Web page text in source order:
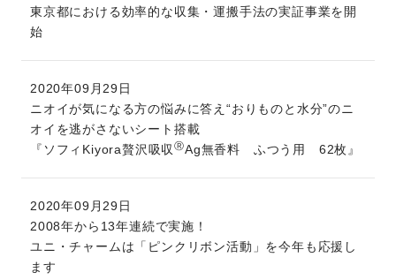
東京都における効率的な収集・運搬手法の実証事業を開
始
2020年09月29日
ニオイが気になる方の悩みに答え“おりものと水分”のニ
オイを逃がさないシート搭載
『ソフィKiyora贅沢吸収ⓇAg無香料 ふつう用 62枚』
2020年09月29日
2008年から13年連続で実施！
ユニ・チャームは「ピンクリボン活動」を今年も応援し
ます